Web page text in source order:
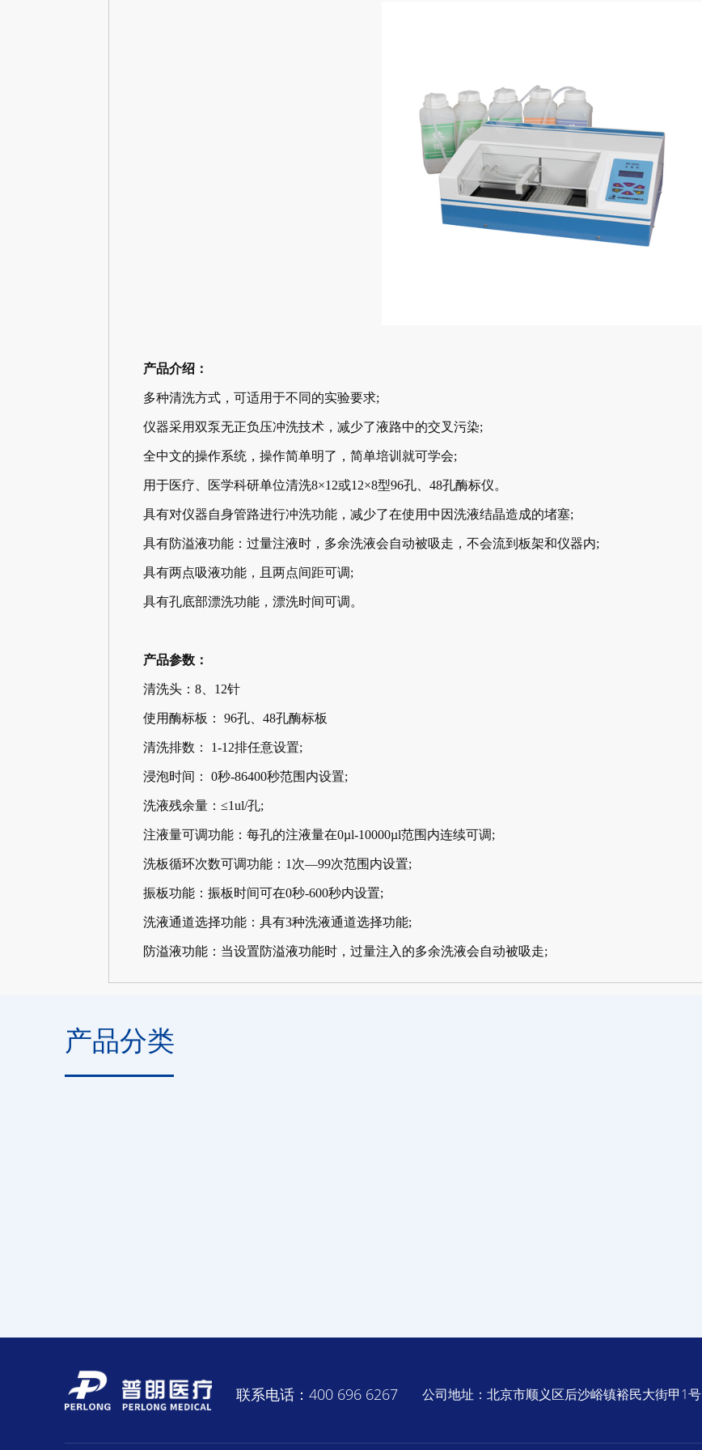
产品介绍：
多种清洗方式，可适用于不同的实验要求;
仪器采用双泵无正负压冲洗技术，减少了液路中的交叉污染;
全中文的操作系统，操作简单明了，简单培训就可学会;
用于医疗、医学科研单位清洗8×12或12×8型96孔、48孔酶标仪。
具有对仪器自身管路进行冲洗功能，减少了在使用中因洗液结晶造成的堵塞;
具有防溢液功能：过量注液时，多余洗液会自动被吸走，不会流到板架和仪器内;
具有两点吸液功能，且两点间距可调;
具有孔底部漂洗功能，漂洗时间可调。
产品参数：
清洗头：8、12针
使用酶标板： 96孔、48孔酶标板
清洗排数： 1-12排任意设置;
浸泡时间： 0秒-86400秒范围内设置;
洗液残余量：≤1ul/孔;
注液量可调功能：每孔的注液量在0µl-10000µl范围内连续可调;
洗板循环次数可调功能：1次—99次范围内设置;
振板功能：振板时间可在0秒-600秒内设置;
洗液通道选择功能：具有3种洗液通道选择功能;
防溢液功能：当设置防溢液功能时，过量注入的多余洗液会自动被吸走;
产品分类
联系电话：400 696 6267 公司地址：北京市顺义区后沙峪镇裕民大街甲1号